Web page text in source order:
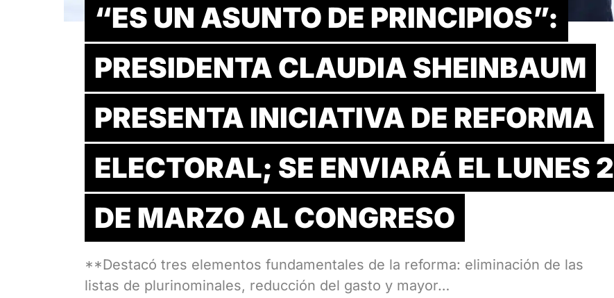
“ES UN ASUNTO DE PRINCIPIOS”:
PRESIDENTA CLAUDIA SHEINBAUM
PRESENTA INICIATIVA DE REFORMA
ELECTORAL; SE ENVIARÁ EL LUNES 2
DE MARZO AL CONGRESO
**Destacó tres elementos fundamentales de la reforma: eliminación de las
listas de plurinominales, reducción del gasto y mayor…